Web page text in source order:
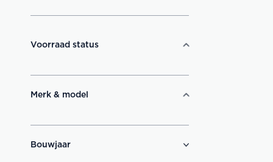
Voorraad status
Merk & model
Bouwjaar